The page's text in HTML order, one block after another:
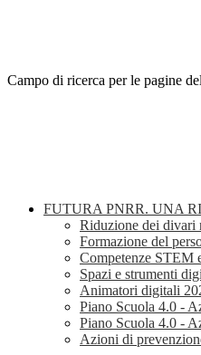
Campo di ricerca per le pagine
FUTURA PNRR. UNA
Riduzione dei divari
Formazione del
Competenze STEM
Spazi e strumenti
Animatori digitali
Piano Scuola 4.0 -
Piano Scuola 4.0 -
Azioni di